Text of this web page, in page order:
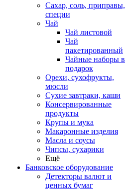
Сахар, соль, приправы,
специи
Чай
Чай листовой
Чай
пакетированный
Чайные наборы в
подарок
Орехи, сухофрукты,
мюсли
Сухие завтраки, каши
Консервированные
продукты
Крупы и мука
Макаронные изделия
Масла и соусы
Чипсы, сухарики
Ещё
Банковское оборудование
Детекторы валют и
ценных бумаг